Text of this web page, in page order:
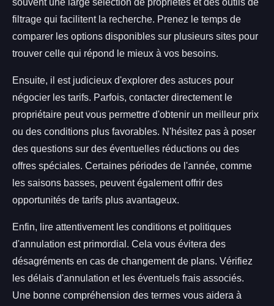
souvent une large sélection de propriétés et des outils de
filtrage qui facilitent la recherche. Prenez le temps de
comparer les options disponibles sur plusieurs sites pour
trouver celle qui répond le mieux à vos besoins.
Ensuite, il est judicieux d'explorer des astuces pour
négocier les tarifs. Parfois, contacter directement le
propriétaire peut vous permettre d'obtenir un meilleur prix
ou des conditions plus favorables. N'hésitez pas à poser
des questions sur des éventuelles réductions ou des
offres spéciales. Certaines périodes de l'année, comme
les saisons basses, peuvent également offrir des
opportunités de tarifs plus avantageux.
Enfin, lire attentivement les conditions et politiques
d'annulation est primordial. Cela vous évitera des
désagréments en cas de changement de plans. Vérifiez
les délais d'annulation et les éventuels frais associés.
Une bonne compréhension des termes vous aidera à